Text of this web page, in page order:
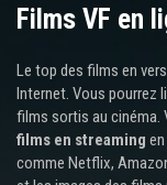
Films VF en
Le top des films en
Internet. Vous pourrez
films sortis au cinéma.
films en streaming
comme Netflix,